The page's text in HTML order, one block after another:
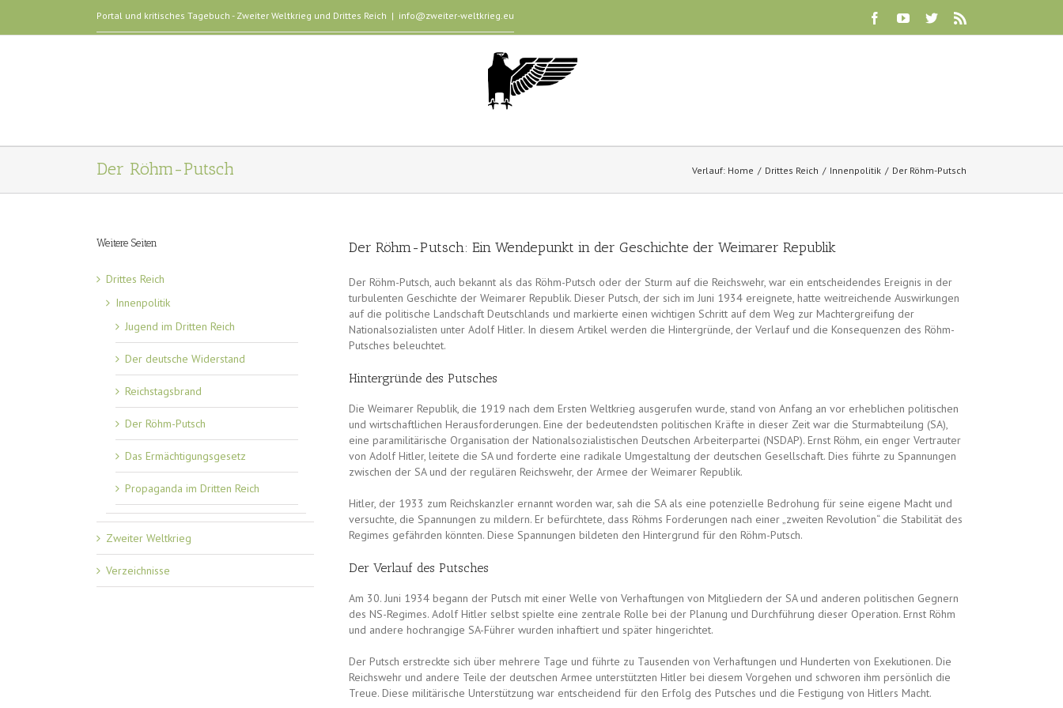
Portal und kritisches Tagebuch - Zweiter Weltkrieg und Drittes Reich | info@zweiter-weltkrieg.eu
Der Röhm-Putsch Verlauf: Home Drittes Reich Innenpolitik Der Röhm-Putsch
Der Röhm-Putsch: Ein Wendepunkt in der Geschichte der Weimarer Republik
Der Röhm-Putsch, auch bekannt als das Röhm-Putsch oder der Sturm auf die Reichswehr, war ein entscheidendes Ereignis in der
turbulenten Geschichte der Weimarer Republik. Dieser Putsch, der sich im Juni 1934 ereignete, hatte weitreichende Auswirkungen
auf die politische Landschaft Deutschlands und markierte einen wichtigen Schritt auf dem Weg zur Machtergreifung der
Nationalsozialisten unter Adolf Hitler. In diesem Artikel werden die Hintergründe, der Verlauf und die Konsequenzen des Röhm-
Putsches beleuchtet.
Hintergründe des Putsches
Die Weimarer Republik, die 1919 nach dem Ersten Weltkrieg ausgerufen wurde, stand von Anfang an vor erheblichen politischen
und wirtschaftlichen Herausforderungen. Eine der bedeutendsten politischen Kräfte in dieser Zeit war die Sturmabteilung (SA),
eine paramilitärische Organisation der Nationalsozialistischen Deutschen Arbeiterpartei (NSDAP). Ernst Röhm, ein enger Vertrauter
von Adolf Hitler, leitete die SA und forderte eine radikale Umgestaltung der deutschen Gesellschaft. Dies führte zu Spannungen
zwischen der SA und der regulären Reichswehr, der Armee der Weimarer Republik.
Hitler, der 1933 zum Reichskanzler ernannt worden war, sah die SA als eine potenzielle Bedrohung für seine eigene Macht und
versuchte, die Spannungen zu mildern. Er befürchtete, dass Röhms Forderungen nach einer „zweiten Revolution“ die Stabilität des
Regimes gefährden könnten. Diese Spannungen bildeten den Hintergrund für den Röhm-Putsch.
Der Verlauf des Putsches
Am 30. Juni 1934 begann der Putsch mit einer Welle von Verhaftungen von Mitgliedern der SA und anderen politischen Gegnern
des NS-Regimes. Adolf Hitler selbst spielte eine zentrale Rolle bei der Planung und Durchführung dieser Operation. Ernst Röhm
und andere hochrangige SA-Führer wurden inhaftiert und später hingerichtet.
Der Putsch erstreckte sich über mehrere Tage und führte zu Tausenden von Verhaftungen und Hunderten von Exekutionen. Die
Reichswehr und andere Teile der deutschen Armee unterstützten Hitler bei diesem Vorgehen und schworen ihm persönlich die
Treue. Diese militärische Unterstützung war entscheidend für den Erfolg des Putsches und die Festigung von Hitlers Macht.
Weitere Seiten
Drittes Reich
Innenpolitik
Jugend im Dritten Reich
Der deutsche Widerstand
Reichstagsbrand
Der Röhm-Putsch
Das Ermächtigungsgesetz
Propaganda im Dritten Reich
Zweiter Weltkrieg
Verzeichnisse